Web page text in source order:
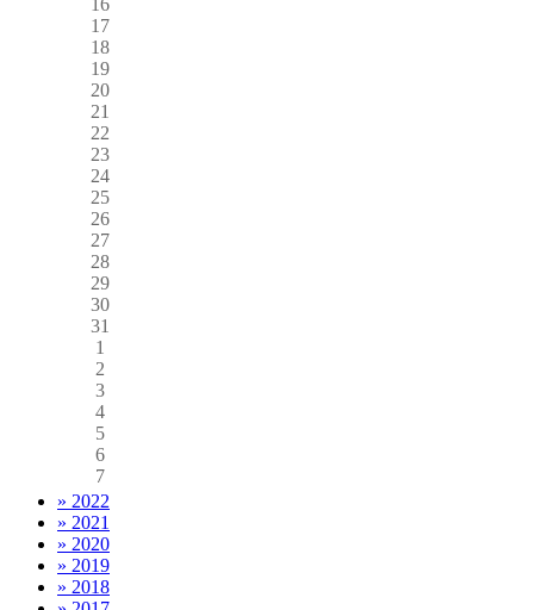
17
18
19
20
21
22
23
24
25
26
27
28
29
30
31
1
2
3
4
5
6
7
» 2022
» 2021
» 2020
» 2019
» 2018